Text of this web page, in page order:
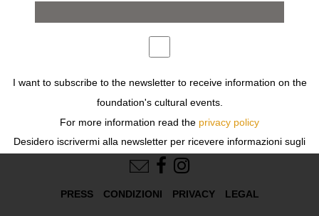
Next
FOLLOW US
PRESS CONDIZIONI PRIVACY LEGAL
I want to subscribe to the newsletter to receive information on the
foundation's cultural events.
For more information read the privacy policy
Desidero iscrivermi alla newsletter per ricevere informazioni sugli
eventi culturali della fondazione.